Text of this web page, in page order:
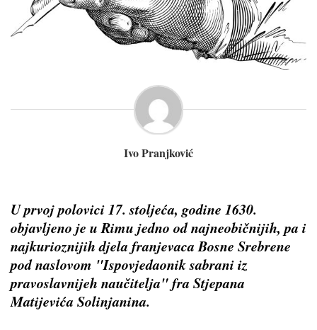
Ivo Pranjković
U prvoj polovici 17. stoljeća, godine 1630.
objavljeno je u Rimu jedno od najneobičnijih, pa i
najkurioznijih djela franjevaca Bosne Srebrene
pod naslovom "Ispovjedaonik sabrani iz
pravoslavnijeh naučitelja" fra Stjepana
Matijevića Solinjanina.